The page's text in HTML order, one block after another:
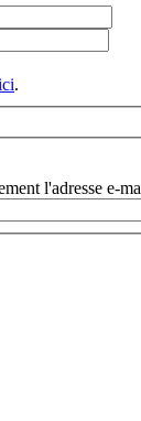
.
l'adresse e-